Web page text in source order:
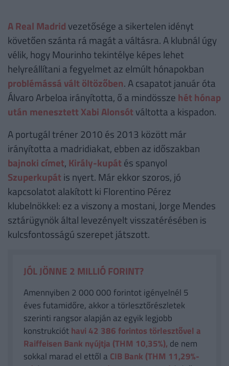
A Real Madrid vezetősége a sikertelen idényt
követően szánta rá magát a váltásra. A klubnál úgy
vélik, hogy Mourinho tekintélye képes lehet
helyreállítani a fegyelmet az elmúlt hónapokban
problémássá vált öltözőben. A csapatot január óta
Álvaro Arbeloa irányította, ő a mindössze hét hónap
után menesztett Xabi Alonsót váltotta a kispadon.
A portugál tréner 2010 és 2013 között már
irányította a madridiakat, ebben az időszakban
bajnoki címet, Király-kupát és spanyol
Szuperkupát is nyert. Már ekkor szoros, jó
kapcsolatot alakított ki Florentino Pérez
klubelnökkel: ez a viszony a mostani, Jorge Mendes
sztárügynök által levezényelt visszatérésében is
kulcsfontosságú szerepet játszott.
JÓL JÖNNE 2 MILLIÓ FORINT?
Amennyiben 2 000 000 forintot igényelnél 5
éves futamidőre, akkor a törlesztőrészletek
szerinti rangsor alapján az egyik legjobb
konstrukcióthavi 42 386 forintos törlesztővel a
Raiffeisen Bank nyújtja (THM 10,35%), de nem
sokkal marad el ettől a CIB Bank (THM 11,29%-